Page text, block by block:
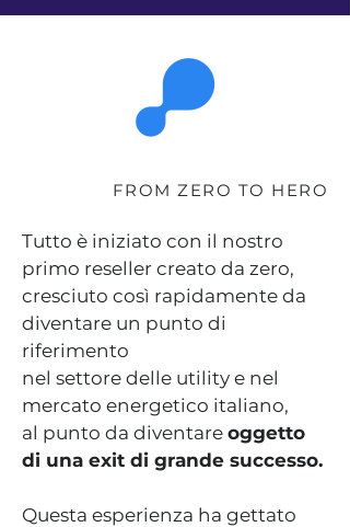
FROM ZERO TO HERO
Tutto è iniziato con il nostro
primo reseller creato da zero,
cresciuto così rapidamente da
diventare un punto di
riferimento
nel settore delle utility e nel
mercato energetico italiano,
al punto da diventare oggetto
di una exit di grande successo.
Questa esperienza ha gettato